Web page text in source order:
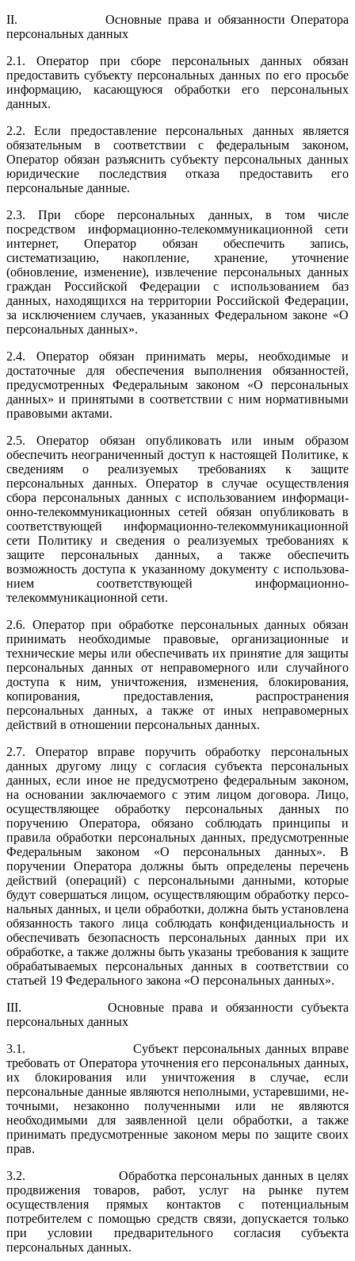
II. Основные права и обязанности Оператора
персональных данных
2.1. Оператор при сборе персональных данных обязан
предоставить субъ­екту персональных данных по его просьбе
информацию, касающуюся обработки его персональных
данных.
2.2. Если предоставление персональных данных является
обязательным в соответствии с федеральным законом,
Оператор обязан разъяснить субъекту персональных данных
юридические последствия отказа предо­ставить его
персональные данные.
2.3. При сборе персональных данных, в том числе
посредством информа­ционно-телекоммуникационной сети
интернет, Оператор обязан обеспечить запись,
систематизацию, накопление, хранение, уточнение
(обновление, изменение), извлечение персональных данных
граждан Российской Феде­рации с использованием баз
данных, находящихся на территории Россий­ской Федерации,
за исключением случаев, указанных Федеральном законе «О
персональных данных».
2.4. Оператор обязан принимать меры, необходимые и
достаточные для обеспечения выполнения обязанностей,
предусмотренных Федеральным законом «О персональных
данных» и принятыми в соответствии с ним нормативными
правовыми актами.
2.5. Оператор обязан опубликовать или иным образом
обеспечить неогра­ниченный доступ к настоящей Политике, к
сведениям о реализуемых требованиях к защите
персональных данных. Оператор в случае осуще­ствления
сбора персональных данных с использованием информаци­
онно-телекоммуникационных сетей обязан опубликовать в
соответствую­щей информационно-телекоммуникационной
сети Политику и сведения о реализуемых требованиях к
защите персональных данных, а также обеспечить
возможность доступа к указанному документу с использова­
нием соответствующей информационно-
телекоммуникационной сети.
2.6. Оператор при обработке персональных данных обязан
принимать необходимые правовые, организационные и
технические меры или обес­печивать их принятие для защиты
персональных данных от неправомер­ного или случайного
доступа к ним, уничтожения, изменения, блокирова­ния,
копирования, предоставления, распространения
персональных данных, а также от иных неправомерных
действий в отношении персональных данных.
2.7. Оператор вправе поручить обработку персональных
данных друго­му лицу с согласия субъекта персональных
данных, если иное не преду­смотрено федеральным законом,
на основании заключаемого с этим лицом договора. Лицо,
осуществляющее обработку персональных дан­ных по
поручению Оператора, обязано соблюдать принципы и
правила обработки персональных данных, предусмотренные
Федеральным за­коном «О персональных данных». В
поручении Оператора должны быть определены перечень
действий (операций) с персональными данными, которые
будут совершаться лицом, осуществляющим обработку персо­
нальных данных, и цели обработки, должна быть установлена
обязан­ность такого лица соблюдать конфиденциальность и
обеспечивать безопасность персональных данных при их
обработке, а также должны быть указаны требования к защите
обрабатываемых персональных данных в соответствии со
статьей 19 Федерального закона «О персо­нальных данных».
III. Основные права и обязанности субъекта
персональных данных
3.1. Субъект персональных данных вправе
требовать от Оператора уточне­ния его персональных данных,
их блокирования или уничтожения в слу­чае, если
персональные данные являются неполными, устаревшими, не­
точными, незаконно полученными или не являются
необходимыми для заявленной цели обработки, а также
принимать предусмотренные законом меры по защите своих
прав.
3.2. Обработка персональных данных в целях
продвижения товаров, работ, услуг на рынке путем
осуществления прямых контактов с потенциальным
потребителем с помощью средств связи, допускается только
при условии предварительного согласия субъекта
персональных данных.